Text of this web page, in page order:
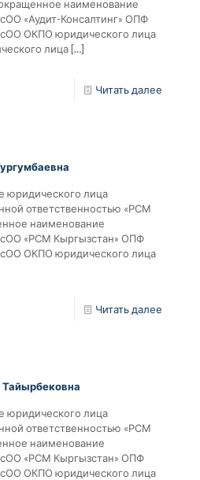
наименование
«Аудит-Консалтинг» ОПФ
ОКПО юридического лица
лица[…]
Читать далее
юридического лица
ответственностью «РСМ
наименование
«РСМ Кыргызстан» ОПФ
ОКПО юридического лица
Читать далее
Тайырбековна
юридического лица
ответственностью «РСМ
наименование
«РСМ Кыргызстан» ОПФ
ОКПО юридического лица